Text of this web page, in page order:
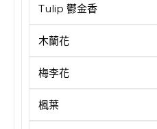
Tulip 鬱金香
木蘭花
梅李花
楓葉